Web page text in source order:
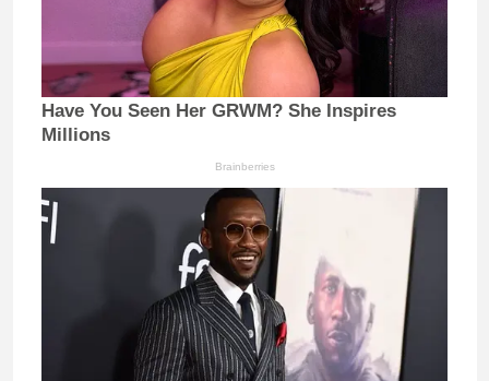
Have You Seen Her GRWM? She Inspires
Millions
Brainberries